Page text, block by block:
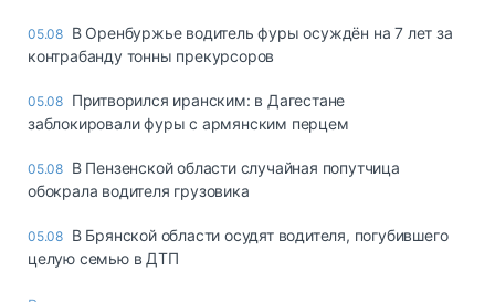
05.08 В Оренбуржье водитель фуры осуждён на 7 лет за
контрабанду тонны прекурсоров
05.08 Притворился иранским: в Дагестане
заблокировали фуры с армянским перцем
05.08 В Пензенской области случайная попутчица
обокрала водителя грузовика
05.08 В Брянской области осудят водителя, погубившего
целую семью в ДТП